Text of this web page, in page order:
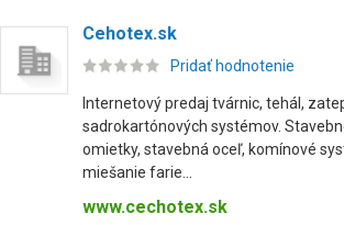
Cehotex.sk
Pridať hodnotenie
Internetový predaj tvárnic, tehál,
sadrokartónových systémov.
omietky, stavebná oceľ, komínové
miešanie farie...
www.cechotex.sk